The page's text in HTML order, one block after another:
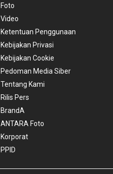
Foto
Video
Ketentuan Penggunaan
Kebijakan Privasi
Kebijakan Cookie
Pedoman Media Siber
Tentang Kami
Rilis Pers
BrandA
ANTARA Foto
Korporat
PPID